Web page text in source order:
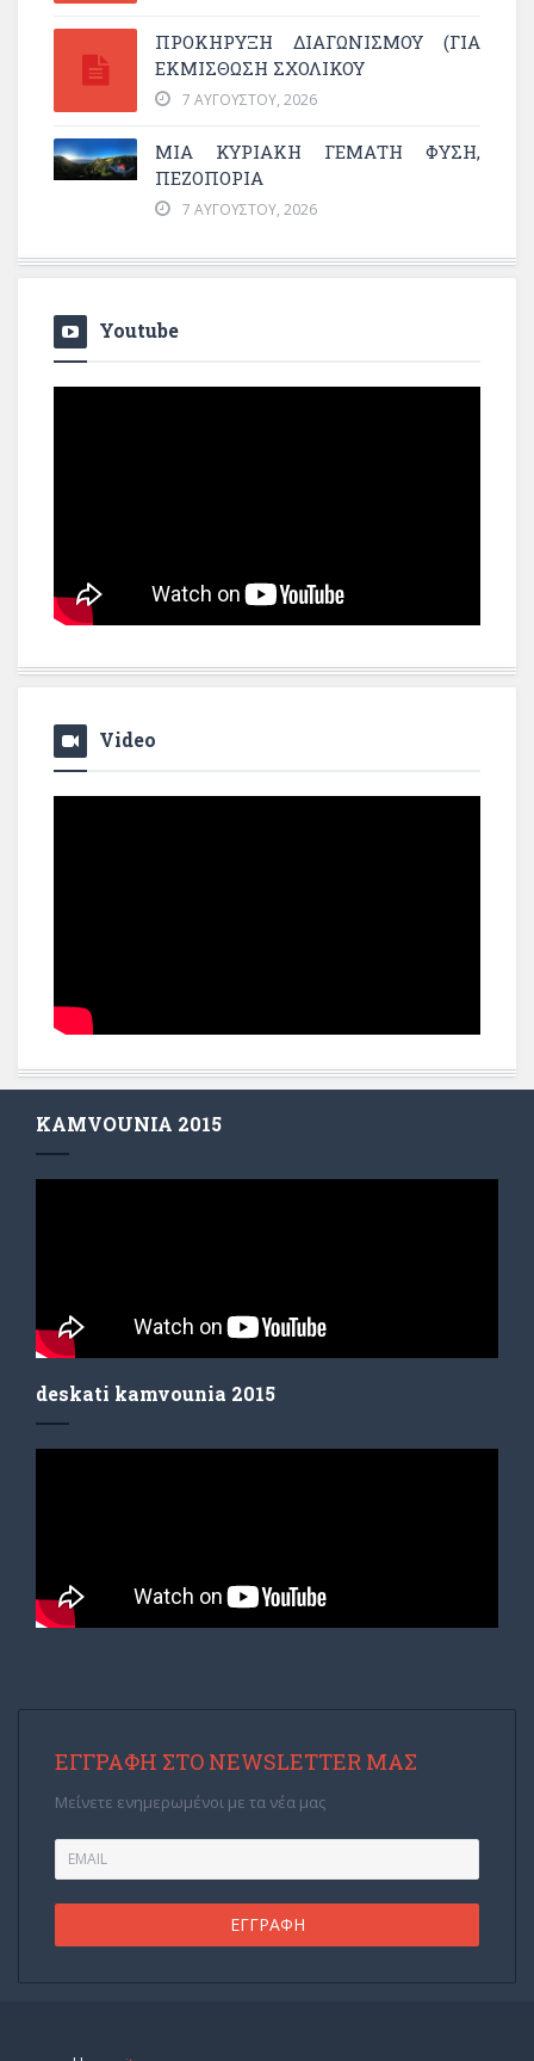
ΠΡΟΚΗΡΥΞΗ ΔΙΑΓΩΝΙΣΜΟΥ (ΓΙΑ
ΕΚΜΊΣΘΩΣΗ ΣΧΟΛΙΚΟΎ
7 ΑΥΓΟΎΣΤΟΥ, 2026
ΜΙΑ ΚΥΡΙΑΚΉ ΓΕΜΆΤΗ ΦΎΣΗ,
ΠΕΖΟΠΟΡΊΑ
7 ΑΥΓΟΎΣΤΟΥ, 2026
Youtube
Video
KAMVOUNIA 2015
deskati kamvounia 2015
ΕΓΓΡΑΦΉ ΣΤΟ NEWSLETTER ΜΑΣ
Μείνετε ενημερωμένοι με τα νέα μας